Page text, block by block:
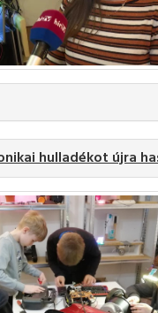
hulladékot újra